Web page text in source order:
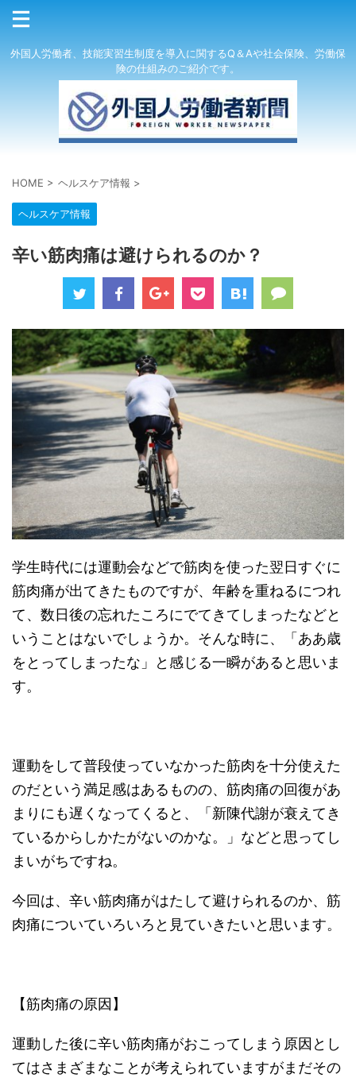
外国人労働者、技能実習生制度を導入に関するQ＆Aや社会保険、労働保
険の仕組みのご紹介です。
HOME > ヘルスケア情報 >
ヘルスケア情報
辛い筋肉痛は避けられるのか？
学生時代には運動会などで筋肉を使った翌日すぐに
筋肉痛が出てきたものですが、年齢を重ねるにつれ
て、数日後の忘れたころにでてきてしまったなどと
いうことはないでしょうか。そんな時に、「ああ歳
をとってしまったな」と感じる一瞬があると思いま
す。
運動をして普段使っていなかった筋肉を十分使えた
のだという満足感はあるものの、筋肉痛の回復があ
まりにも遅くなってくると、「新陳代謝が衰えてき
ているからしかたがないのかな。」などと思ってし
まいがちですね。
今回は、辛い筋肉痛がはたして避けられるのか、筋
肉痛についていろいろと見ていきたいと思います。
【筋肉痛の原因】
運動した後に辛い筋肉痛がおこってしまう原因とし
てはさまざまなことが考えられていますがまだその